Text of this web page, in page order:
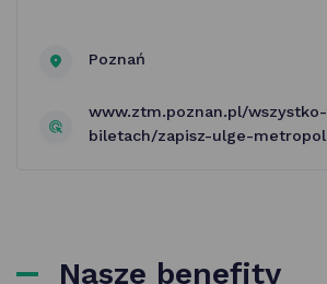
Poznań
www.ztm.poznan.pl/
biletach/zapisz-ulge-
Nasze benefity